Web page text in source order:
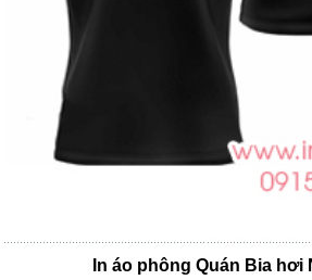
In áo phông Quán Bia hơi